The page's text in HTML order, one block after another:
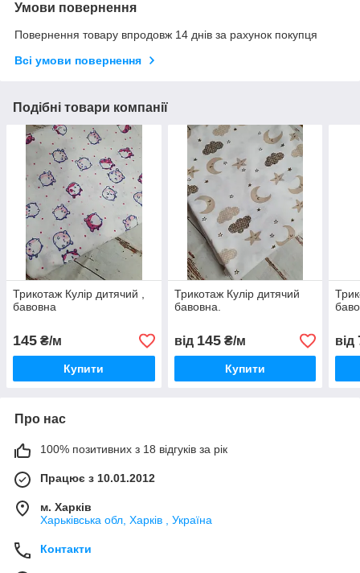
Умови повернення
Повернення товару впродовж 14 днів за рахунок покупця
Всі умови повернення
Подібні товари компанії
Трикотаж Кулір дитячий ,
бавовна
145 ₴/м
Купити
Трикотаж Кулір дитячий
бавовна.
від 145₴/м
Купити
від
Про нас
100% позитивних з 18 відгуків за рік
Працює з 10.01.2012
м. Харків
Харьківська обл, Харків , Україна
Контакти